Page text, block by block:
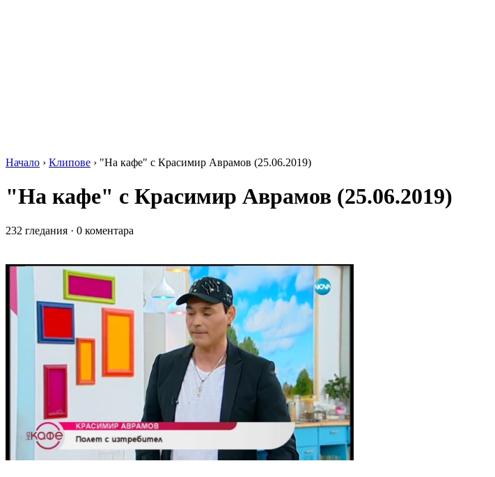
Начало › Клипове › "На кафе" с Красимир Аврамов (25.06.2019)
"На кафе" с Красимир Аврамов (25.06.2019)
232 гледания · 0 коментара